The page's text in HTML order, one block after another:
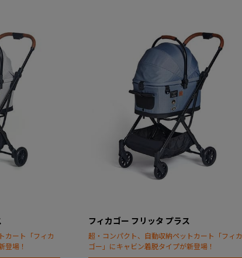
カート「フィカ
登場！
フィカゴー フリッタ プラス
超・コンパクト、自動収納ペットカート「フィカ
ゴー」にキャビン着脱タイプが新登場！